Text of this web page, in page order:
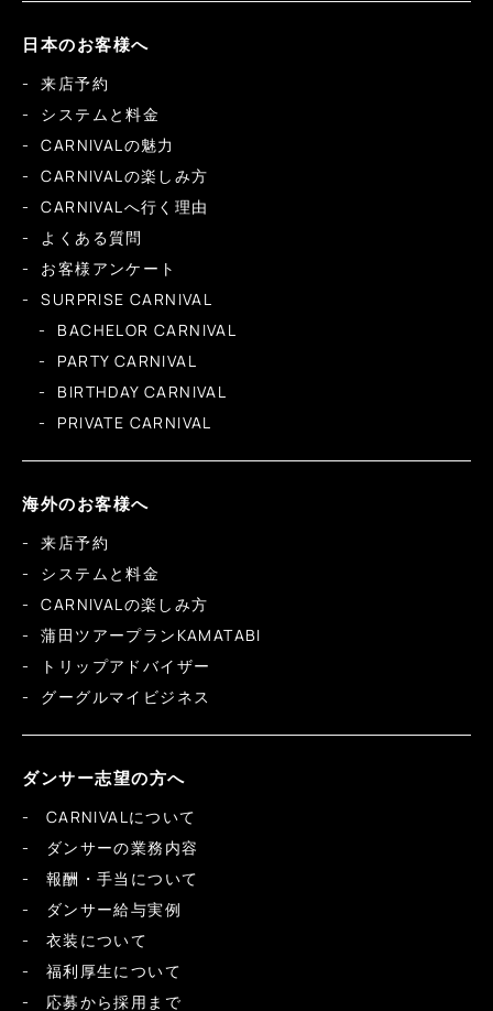
日本のお客様へ
来店予約
システムと料金
CARNIVALの魅力
CARNIVALの楽しみ方
CARNIVALへ行く理由
よくある質問
お客様アンケート
SURPRISE CARNIVAL
BACHELOR CARNIVAL
PARTY CARNIVAL
BIRTHDAY CARNIVAL
PRIVATE CARNIVAL
海外のお客様へ
来店予約
システムと料金
CARNIVALの楽しみ方
蒲田ツアープランKAMATABI
トリップアドバイザー
グーグルマイビジネス
ダンサー志望の方へ
CARNIVALについて
ダンサーの業務内容
報酬・手当について
ダンサー給与実例
衣装について
福利厚生について
応募から採用まで